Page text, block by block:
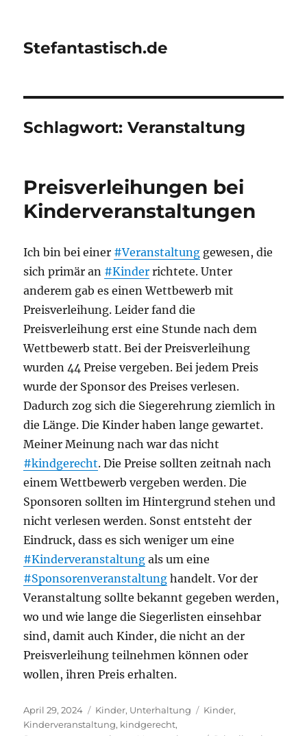
Stefantastisch.de
Schlagwort:Veranstaltung
Preisverleihungen bei
Kinderveranstaltungen
Ich bin bei einer #Veranstaltung gewesen, die
sich primär an #Kinder richtete. Unter
anderem gab es einen Wettbewerb mit
Preisverleihung. Leider fand die
Preisverleihung erst eine Stunde nach dem
Wettbewerb statt. Bei der Preisverleihung
wurden 44 Preise vergeben. Bei jedem Preis
wurde der Sponsor des Preises verlesen.
Dadurch zog sich die Siegerehrung ziemlich in
die Länge. Die Kinder haben lange gewartet.
Meiner Meinung nach war das nicht
#kindgerecht. Die Preise sollten zeitnah nach
einem Wettbewerb vergeben werden. Die
Sponsoren sollten im Hintergrund stehen und
nicht verlesen werden. Sonst entsteht der
Eindruck, dass es sich weniger um eine
#Kinderveranstaltung als um eine
#Sponsorenveranstaltung handelt. Vor der
Veranstaltung sollte bekannt gegeben werden,
wo und wie lange die Siegerlisten einsehbar
sind, damit auch Kinder, die nicht an der
Preisverleihung teilnehmen können oder
wollen, ihren Preis erhalten.
Veröffentlicht
am
April 29, 2024 Kategorien
Kinder, Unterhaltung Schlagwörter
Kinder,
Kinderveranstaltung, kindgerecht,